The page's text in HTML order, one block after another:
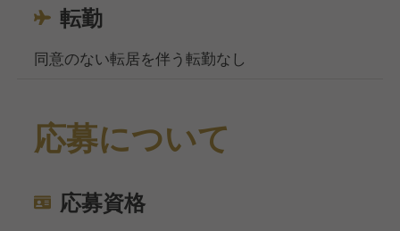
転勤
同意のない転居を伴う転勤なし
応募について
応募資格